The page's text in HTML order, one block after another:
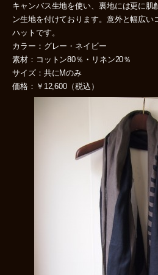
キャンバス生地を使い、裏地には更に肌
ン生地を付けております。意外と幅広い
ハットです。
カラー：グレー・ネイビー
素材：コットン80％・リネン20％
サイズ：共にMのみ
価格：￥12,600（税込）